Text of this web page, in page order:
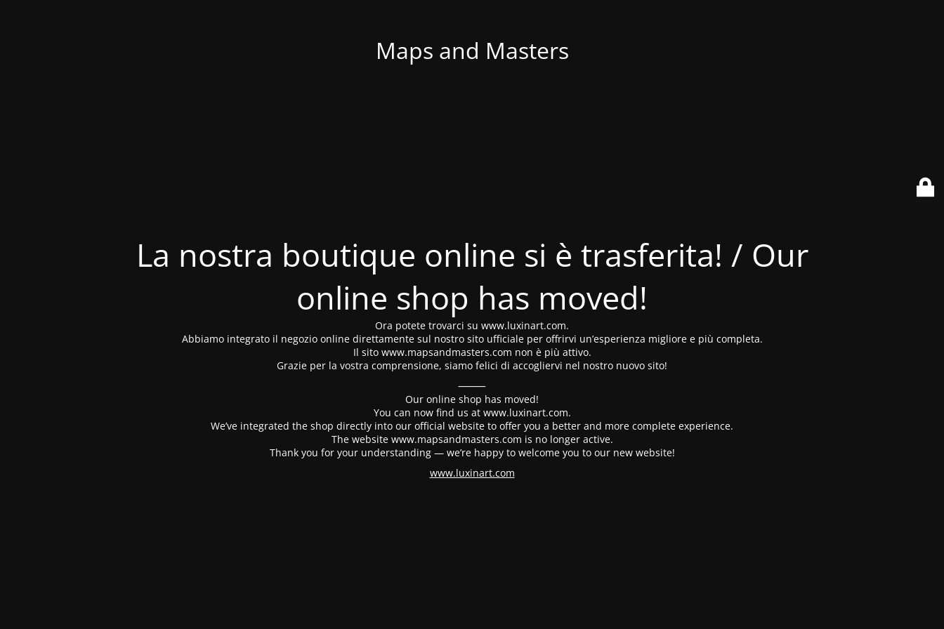
Maps and Masters
La nostra boutique online si è trasferita! / Our
online shop has moved!
Ora potete trovarci su www.luxinart.com.
Abbiamo integrato il negozio online direttamente sul nostro sito ufficiale per offrirvi un’esperienza migliore e più completa.
Il sito www.mapsandmasters.com non è più attivo.
Grazie per la vostra comprensione, siamo felici di accogliervi nel nostro nuovo sito!
⸻
Our online shop has moved!
You can now find us at www.luxinart.com.
We’ve integrated the shop directly into our official website to offer you a better and more complete experience.
The website www.mapsandmasters.com is no longer active.
Thank you for your understanding — we’re happy to welcome you to our new website!
www.luxinart.com